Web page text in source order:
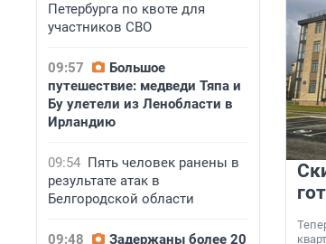
Петербурга по квоте для
участников СВО
09:57
Большое
путешествие: медведи Тяпа и
Бу улетели из Ленобласти в
Ирландию
09:54 Пять человек ранены в
результате атак в
Белгородской области
09:48
Задержаны более 20